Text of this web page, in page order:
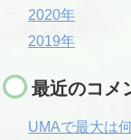
2020年
2019年
最近のコメ
UMAで最大は